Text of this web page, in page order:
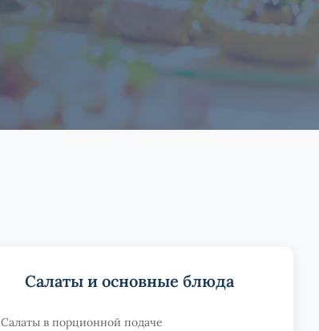
Салаты и основные блюда
Салаты в порционной подаче